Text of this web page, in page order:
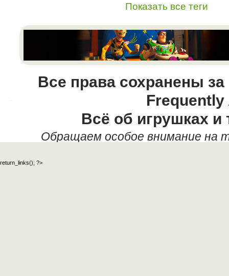
Показать все теги
Все права сохранены
Всё об игрушках и
Обращаем особое внимание на
return_links(); ?>